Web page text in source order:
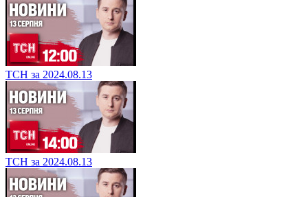
ТСН за 2024.08.13
ТСН за 2024.08.13